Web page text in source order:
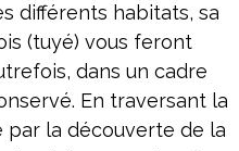
différents habitats, sa
(tuyé) vous feront
dans un cadre
En traversant la
par la découverte de la